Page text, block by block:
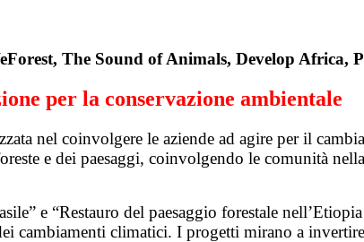
The Sound of Animals, Develop Africa,
per la conservazione ambientale
nel coinvolgere le aziende ad agire per il
e dei paesaggi, coinvolgendo le comunità
e “Restauro del paesaggio forestale
cambiamenti climatici. I progetti mirano a